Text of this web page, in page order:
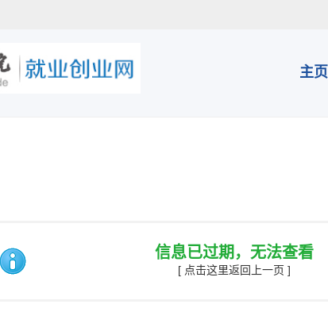
主页
信息已过期，无法查看
[ 点击这里返回上一页 ]